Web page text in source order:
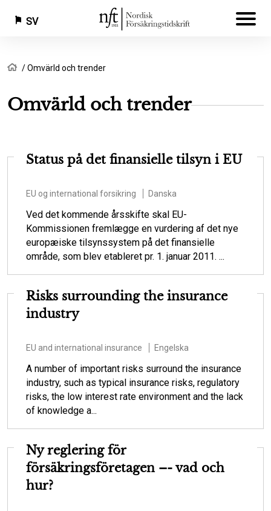
Hoppa
huvudinnehåll
SV
Länkstig
Hem
Omvärld och trender
Omvärld och trender
Status på det finansielle tilsyn i EU
EU og international forsikring Danska
Ved det kommende årsskifte skal EU-
Kommissionen fremlægge en vurdering af det nye
europæiske tilsynssystem på det finansielle
område, som blev etableret pr. 1. januar 2011. ...
Risks surrounding the insurance
industry
EU and international insurance Engelska
A number of important risks surround the insurance
industry, such as typical insurance risks, regulatory
risks, the low interest rate environment and the lack
of knowledge a...
Ny reglering för
försäkringsföretagen –- vad och
hur?